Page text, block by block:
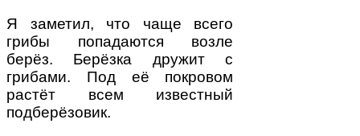
Я заметил, что чаще всего
грибы попадаются возле
берёз. Берёзка дружит с
грибами. Под её покровом
растёт всем известный
подберёзовик.